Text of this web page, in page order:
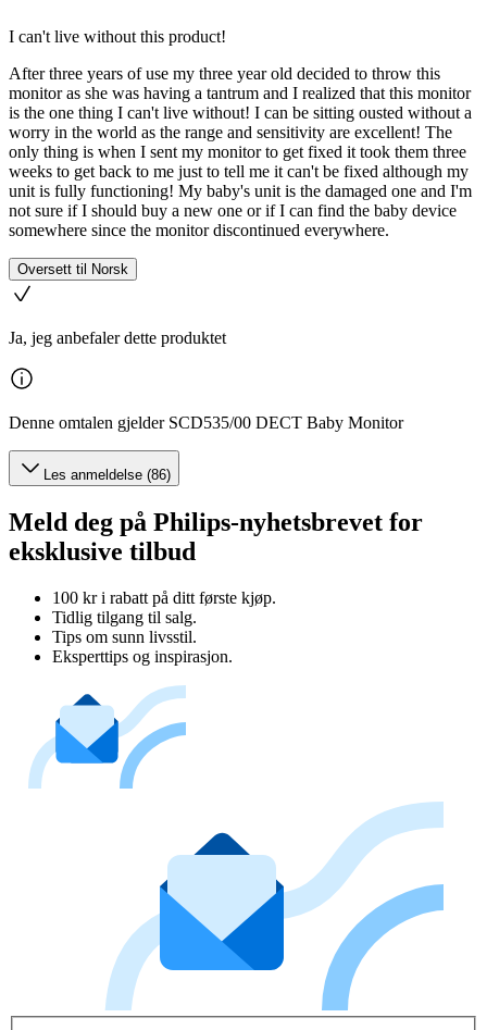
I can't live without this product!
After three years of use my three year old decided to throw this
monitor as she was having a tantrum and I realized that this monitor
is the one thing I can't live without! I can be sitting ousted without a
worry in the world as the range and sensitivity are excellent! The
only thing is when I sent my monitor to get fixed it took them three
weeks to get back to me just to tell me it can't be fixed although my
unit is fully functioning! My baby's unit is the damaged one and I'm
not sure if I should buy a new one or if I can find the baby device
somewhere since the monitor discontinued everywhere.
Oversett til Norsk
Ja, jeg anbefaler dette produktet
Denne omtalen gjelder SCD535/00 DECT Baby Monitor
Les anmeldelse (86)
Meld deg på Philips-nyhetsbrevet for
eksklusive tilbud
100 kr i rabatt på ditt første kjøp.
Tidlig tilgang til salg.
Tips om sunn livsstil.
Eksperttips og inspirasjon.